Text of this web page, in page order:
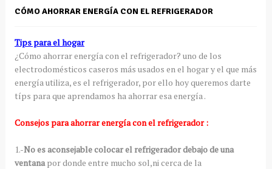
CÓMO AHORRAR ENERGÍA CON EL REFRIGERADOR
Tips para el hogar
¿Cómo ahorrar energía con el refrigerador? uno de los
electrodomésticos caseros más usados en el hogar y el que más
energía utiliza, es el refrigerador, por ello hoy queremos darte
típs para que aprendamos ha ahorrar esa energía .
Consejos para ahorrar energía con el refrigerador :
1.-No es aconsejable colocar el refrigerador debajo de una
ventanapor donde entre mucho sol,ni cerca de la